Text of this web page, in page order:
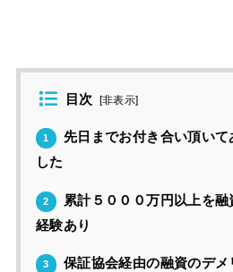
目次 [非表示]
1
先日までお付き合い頂いて
した
2
累計５０００万円以上を
経験あり
3 保証協会経由の融資のデメ